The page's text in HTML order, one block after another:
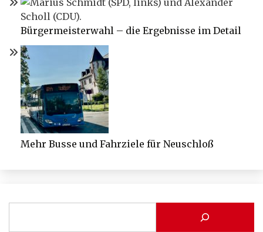
Bürgermeisterwahl – die Ergebnisse im Detail
Mehr Busse und Fahrziele für Neuschloß